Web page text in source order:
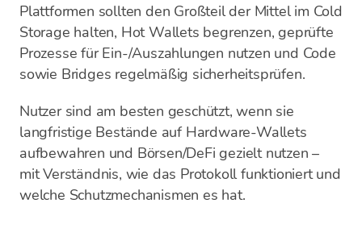
Plattformen sollten den Großteil der Mittel im Cold
Storage halten, Hot Wallets begrenzen, geprüfte
Prozesse für Ein-/Auszahlungen nutzen und Code
sowie Bridges regelmäßig sicherheitsprüfen.
Nutzer sind am besten geschützt, wenn sie
langfristige Bestände auf Hardware-Wallets
aufbewahren und Börsen/DeFi gezielt nutzen –
mit Verständnis, wie das Protokoll funktioniert und
welche Schutzmechanismen es hat.